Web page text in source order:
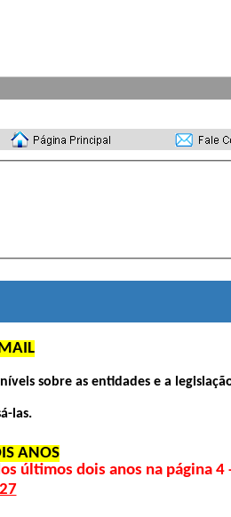
sobre as entidades e a
las.
ANOS
últimos dois anos na página 4